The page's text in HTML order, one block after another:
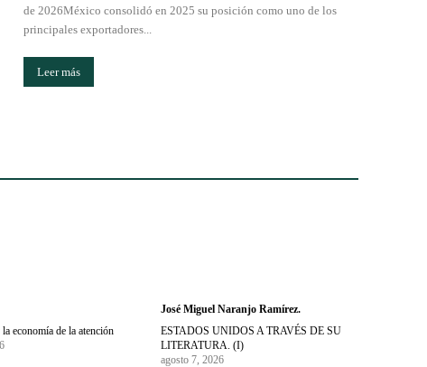
de 2026México consolidó en 2025 su posición como uno de los
principales exportadores...
Leer más
economía de la atención
José Miguel Naranjo Ramírez.
ESTADOS UNIDOS A TRAVÉS DE SU
LITERATURA. (I)
agosto 7, 2026